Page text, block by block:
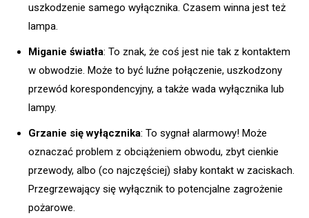
uszkodzenie samego wyłącznika. Czasem winna jest też
lampa.
Miganie światła: To znak, że coś jest nie tak z kontaktem
w obwodzie. Może to być luźne połączenie, uszkodzony
przewód korespondencyjny, a także wada wyłącznika lub
lampy.
Grzanie się wyłącznika: To sygnał alarmowy! Może
oznaczać problem z obciążeniem obwodu, zbyt cienkie
przewody, albo (co najczęściej) słaby kontakt w zaciskach.
Przegrzewający się wyłącznik to potencjalne zagrożenie
pożarowe.